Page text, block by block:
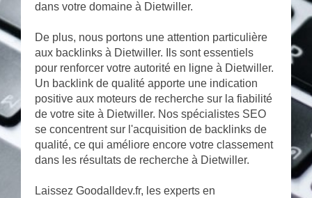
dans votre domaine à Dietwiller.
De plus, nous portons une attention particulière
aux backlinks à Dietwiller. Ils sont essentiels
pour renforcer votre autorité en ligne à Dietwiller.
Un backlink de qualité apporte une indication
positive aux moteurs de recherche sur la fiabilité
de votre site à Dietwiller. Nos spécialistes SEO
se concentrent sur l'acquisition de backlinks de
qualité, ce qui améliore encore votre classement
dans les résultats de recherche à Dietwiller.
Laissez Goodalldev.fr, les experts en